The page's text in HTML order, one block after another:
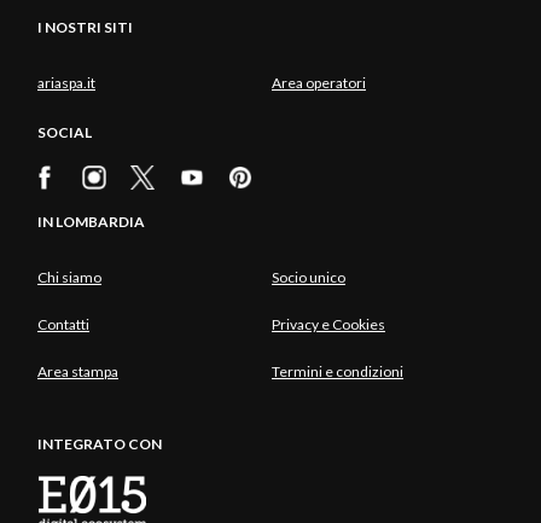
I NOSTRI SITI
ariaspa.it Area operatori
SOCIAL
IN LOMBARDIA
Chi siamo Socio unico
Contatti Privacy e Cookies
Area stampa Termini e condizioni
INTEGRATO CON